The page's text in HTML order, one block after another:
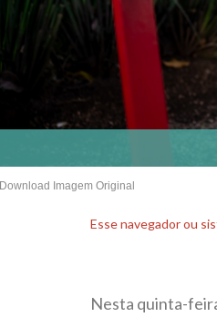
Download Imagem Original
Esse navegador ou
Nesta quinta-